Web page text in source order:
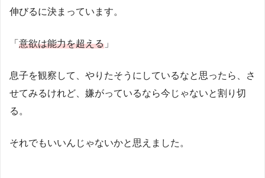
伸びるに決まっています。
「 意欲は能力を超える 」
息子を観察して、やりたそうにしているなと思ったら、さ
せてみるけれど、嫌がっているなら今じゃないと割り切
る。
それでもいいんじゃないかと思えました。